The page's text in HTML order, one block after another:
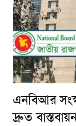
এনবিআর
দ্রুত